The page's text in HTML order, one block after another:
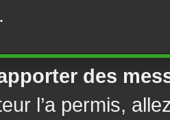
des
l’a permis,